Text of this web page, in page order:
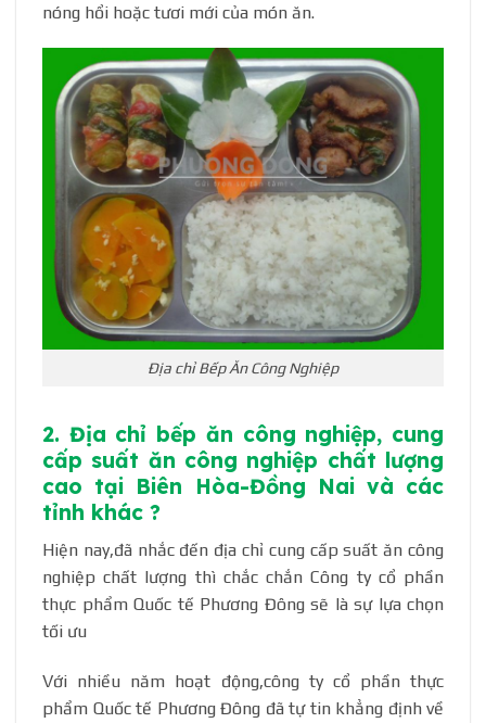
nóng hổi hoặc tươi mới của món ăn.
Địa chỉ Bếp Ăn Công Nghiệp
2. Địa chỉ bếp ăn công nghiệp, cung
cấp suất ăn công nghiệp chất lượng
cao tại Biên Hòa-Đồng Nai và các
tỉnh khác ?
Hiện nay,đã nhắc đến địa chỉ cung cấp suất ăn công
nghiệp chất lượng thì chắc chắn Công ty cổ phần
thực phẩm Quốc tế Phương Đông sẽ là sự lựa chọn
tối ưu
Với nhiều năm hoạt động,công ty cổ phần thực
phẩm Quốc tế Phương Đông đã tự tin khẳng định về